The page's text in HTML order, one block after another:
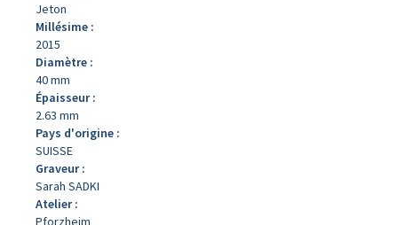
Jeton
Millésime :
2015
Diamètre :
40 mm
Épaisseur :
2.63 mm
Pays d'origine :
SUISSE
Graveur :
Sarah SADKI
Atelier :
Pforzheim